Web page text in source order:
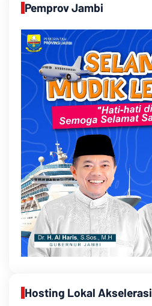
Pemprov Jambi
Hosting Lokal Akselerasi